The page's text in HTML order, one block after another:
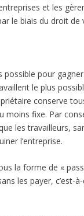
et les
le biais du droit de
pour
le plus
conserve
fixe. Par
les travailleurs,
l’entreprise.
la forme de «
les payer, c’est-